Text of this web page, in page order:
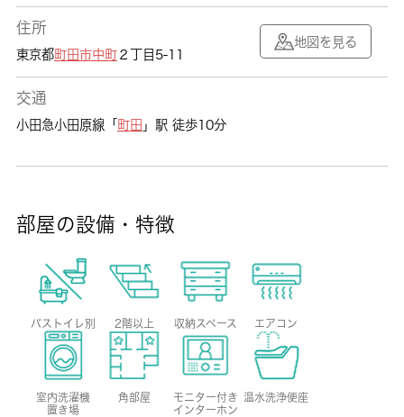
住所
東京都町田市中町２丁目5-11
地図を見る
交通
小田急小田原線「 町田 」駅 徒歩10分
部屋の設備・特徴
バストイレ別 2階以上 収納スペース エアコン
室内洗濯機
置き場
角部屋
モニター付き
インターホン
温水洗浄便座